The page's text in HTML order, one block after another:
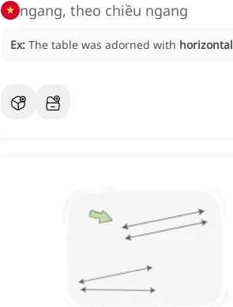
ngang, theo chiều ngang
Ex: The table was adorned with horizontal